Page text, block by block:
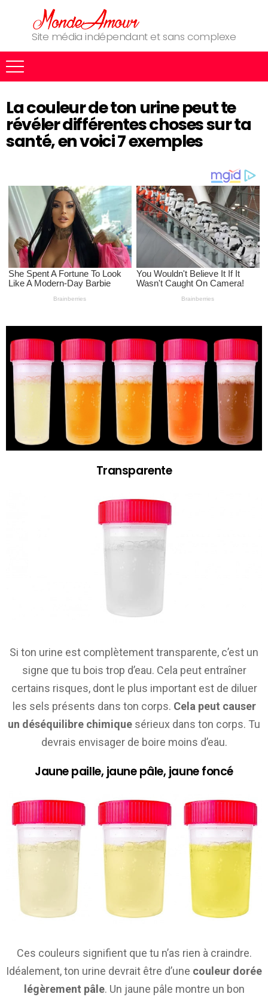
Site média indépendant et sans complexe
La couleur de ton urine peut te
révéler différentes choses sur ta
santé, en voici 7 exemples
Transparente
Si ton urine est complètement transparente, c’est un
signe que tu bois trop d’eau. Cela peut entraîner
certains risques, dont le plus important est de diluer
les sels présents dans ton corps. Cela peut causer
un déséquilibre chimique sérieux dans ton corps. Tu
devrais envisager de boire moins d’eau.
Jaune paille, jaune pâle, jaune foncé
Ces couleurs signifient que tu n’as rien à craindre.
Idéalement, ton urine devrait être d’une couleur dorée
légèrement pâle. Un jaune pâle montre un bon